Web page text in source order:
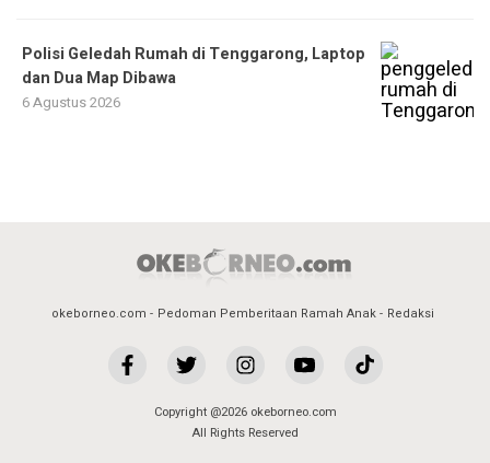
Polisi Geledah Rumah di Tenggarong, Laptop
dan Dua Map Dibawa
6 Agustus 2026
okeborneo.com Pedoman Pemberitaan Ramah Anak Redaksi
Copyright @2026 okeborneo.com
All Rights Reserved